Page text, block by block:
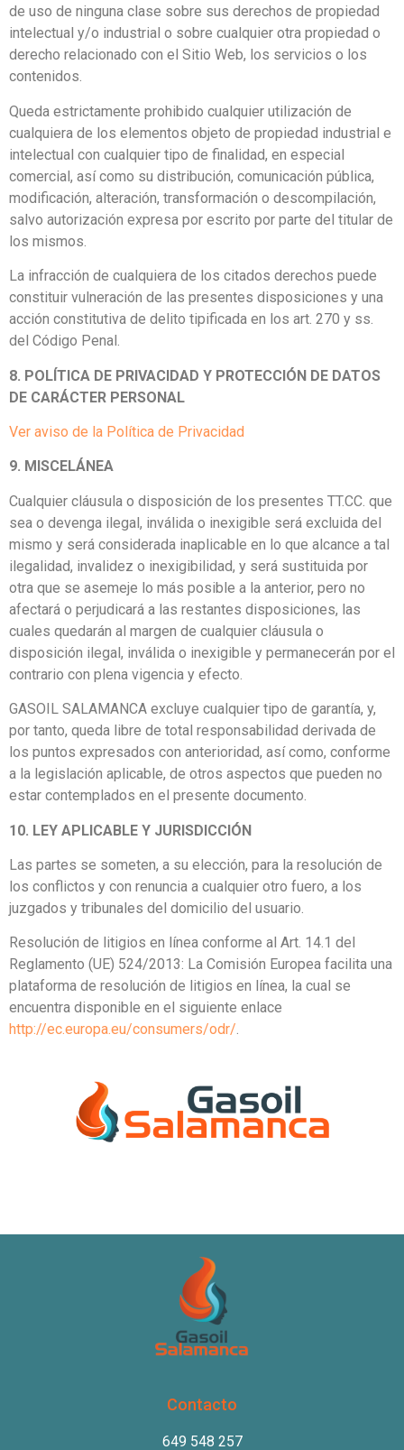
de uso de ninguna clase sobre sus derechos de propiedad
intelectual y/o industrial o sobre cualquier otra propiedad o
derecho relacionado con el Sitio Web, los servicios o los
contenidos.
Queda estrictamente prohibido cualquier utilización de
cualquiera de los elementos objeto de propiedad industrial e
intelectual con cualquier tipo de finalidad, en especial
comercial, así como su distribución, comunicación pública,
modificación, alteración, transformación o descompilación,
salvo autorización expresa por escrito por parte del titular de
los mismos.
La infracción de cualquiera de los citados derechos puede
constituir vulneración de las presentes disposiciones y una
acción constitutiva de delito tipificada en los art. 270 y ss.
del Código Penal.
8. POLÍTICA DE PRIVACIDAD Y PROTECCIÓN DE DATOS
DE CARÁCTER PERSONAL
Ver aviso de la Política de Privacidad
9. MISCELÁNEA
Cualquier cláusula o disposición de los presentes TT.CC. que
sea o devenga ilegal, inválida o inexigible será excluida del
mismo y será considerada inaplicable en lo que alcance a tal
ilegalidad, invalidez o inexigibilidad, y será sustituida por
otra que se asemeje lo más posible a la anterior, pero no
afectará o perjudicará a las restantes disposiciones, las
cuales quedarán al margen de cualquier cláusula o
disposición ilegal, inválida o inexigible y permanecerán por el
contrario con plena vigencia y efecto.
GASOIL SALAMANCA excluye cualquier tipo de garantía, y,
por tanto, queda libre de total responsabilidad derivada de
los puntos expresados con anterioridad, así como, conforme
a la legislación aplicable, de otros aspectos que pueden no
estar contemplados en el presente documento.
10. LEY APLICABLE Y JURISDICCIÓN
Las partes se someten, a su elección, para la resolución de
los conflictos y con renuncia a cualquier otro fuero, a los
juzgados y tribunales del domicilio del usuario.
Resolución de litigios en línea conforme al Art. 14.1 del
Reglamento (UE) 524/2013: La Comisión Europea facilita una
plataforma de resolución de litigios en línea, la cual se
encuentra disponible en el siguiente enlace
http://ec.europa.eu/consumers/odr/.
Contacto
649 548 257